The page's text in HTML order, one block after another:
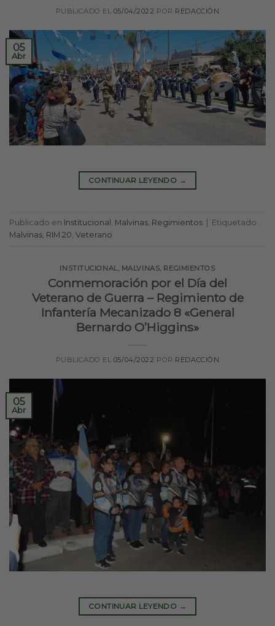
PUBLICADO EL 05/04/2022 POR REDACCIÓN
05
Abr
CONTINUAR LEYENDO →
Publicado en Institucional Malvinas Regimientos | Etiquetado
Malvinas RIM 20 Veterano
INSTITUCIONAL, MALVINAS, REGIMIENTOS
Conmemoración por el Día del
Veterano de Guerra – Regimiento de
Infantería Mecanizado 8 «General
Bernardo O’Higgins»
PUBLICADO EL 05/04/2022 POR REDACCIÓN
05
Abr
CONTINUAR LEYENDO →